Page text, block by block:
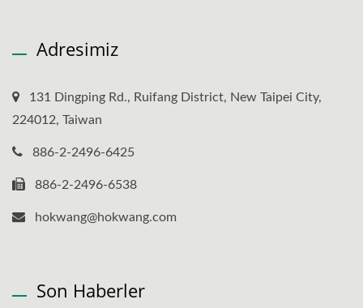
Adresimiz
131 Dingping Rd., Ruifang District, New Taipei City,
224012, Taiwan
886-2-2496-6425
886-2-2496-6538
hokwang@hokwang.com
Son Haberler